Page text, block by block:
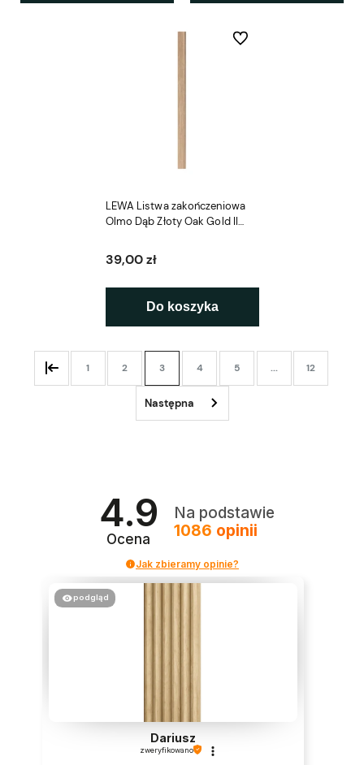
LEWA Listwa zakończeniowa
Olmo Dąb Złoty Oak Gold II
39,00 zł
Do koszyka
Do ulubionych
1 2 3 4 5 ... 12
4.9
Ocena
Na podstawie
1086 opinii
Jak zbieramy opinie?
podgląd
Dariusz
zweryfikowano